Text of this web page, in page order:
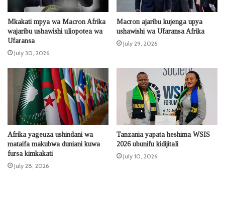
Mkakati mpya wa Macron Afrika
wajaribu ushawishi uliopotea wa
Ufaransa
July 30, 2026
Macron ajaribu kujenga upya
ushawishi wa Ufaransa Afrika
July 29, 2026
Afrika yageuza ushindani wa
mataifa makubwa duniani kuwa
fursa kimkakati
July 28, 2026
Tanzania yapata heshima WSIS
2026 ubunifu kidijitali
July 10, 2026